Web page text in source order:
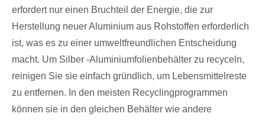
erfordert nur einen Bruchteil der Energie, die zur
Herstellung neuer Aluminium aus Rohstoffen erforderlich
ist, was es zu einer umweltfreundlichen Entscheidung
macht. Um Silber -Aluminiumfolienbehälter zu recyceln,
reinigen Sie sie einfach gründlich, um Lebensmittelreste
zu entfernen. In den meisten Recyclingprogrammen
können sie in den gleichen Behälter wie andere